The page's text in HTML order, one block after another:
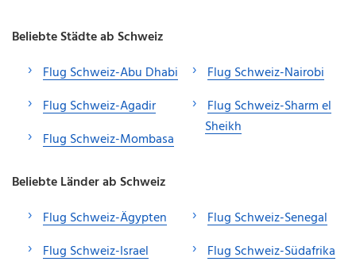
Beliebte Städte ab Schweiz
Flug Schweiz-Abu Dhabi
Flug Schweiz-Agadir
Flug Schweiz-Mombasa
Flug Schweiz-Nairobi
Flug Schweiz-Sharm el
Sheikh
Beliebte Länder ab Schweiz
Flug Schweiz-Ägypten
Flug Schweiz-Israel
Flug Schweiz-Senegal
Flug Schweiz-Südafrika